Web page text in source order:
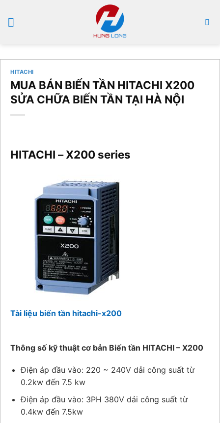
qua
nội
HITACHI
MUA BÁN BIẾN TẦN HITACHI X200
SỬA CHỮA BIẾN TẦN TẠI HÀ NỘI
HITACHI – X200 series
Tài liệu biến tần hitachi-x200
Thông số kỹ thuật cơ bản Biến tần HITACHI – X200
Điện áp đầu vào: 220 ~ 240V dải công suất từ
0.2kw đến 7.5 kw
Điện áp đầu vào: 3PH 380V dải công suất từ
0.4kw đến 7.5kw